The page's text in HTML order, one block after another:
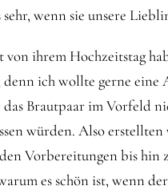
wenn sie unsere
von ihrem Hochzeitstag
ich wollte gerne eine
Brautpaar im Vorfeld
würden. Also
Vorbereitungen bis hin
es schön ist, wenn